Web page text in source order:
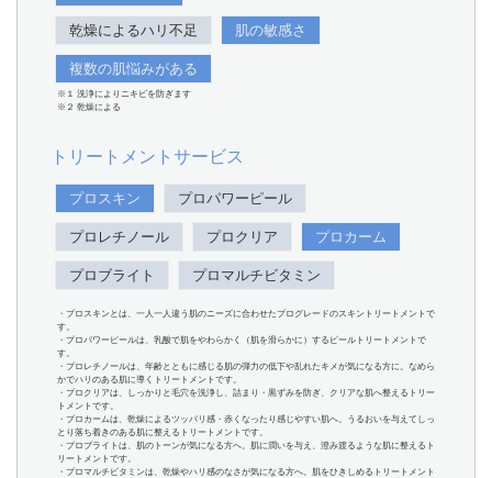
乾燥によるハリ不足 肌の敏感さ
複数の肌悩みがある
※１ 洗浄によりニキビを防ぎます
※２ 乾燥による
トリートメントサービス
プロスキン プロパワーピール
プロレチノール プロクリア プロカーム
プロブライト プロマルチビタミン
・プロスキンとは、一人一人違う肌のニーズに合わせたプログレードのスキントリートメントで
す。
・プロパワーピールは、乳酸で肌をやわらかく（肌を滑らかに）するピールトリートメントで
す。
・プロレチノールは、年齢とともに感じる肌の弾力の低下や乱れたキメが気になる方に。なめら
かでハリのある肌に導くトリートメントです。
・プロクリアは、しっかりと毛穴を洗浄し、詰まり・黒ずみを防ぎ、クリアな肌へ整えるトリー
トメントです。
・プロカームは、乾燥によるツッパリ感・赤くなったり感じやすい肌へ。うるおいを与えてしっ
とり落ち着きのある肌に整えるトリートメントです。
・プロブライトは、肌のトーンが気になる方へ。肌に潤いを与え、澄み渡るような肌に整えるト
リートメントです。
・プロマルチビタミンは、乾燥やハリ感のなさが気になる方へ。肌をひきしめるトリートメント